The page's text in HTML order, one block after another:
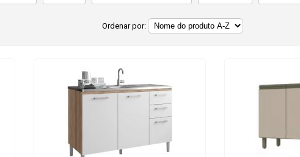
Ordenar por: